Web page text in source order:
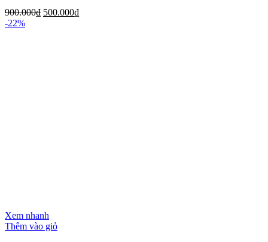
900.000₫ 500.000₫
-22%
Xem nhanh
Thêm vào giỏ